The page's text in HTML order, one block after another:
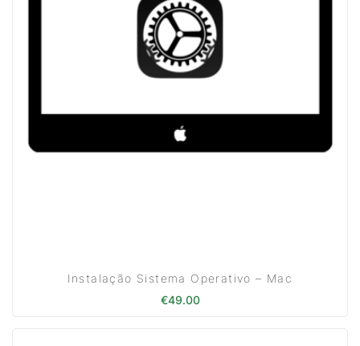
Instalação Sistema Operativo – Mac
€49.00